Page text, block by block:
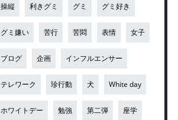
操縦 利きグミ グミ グミ好き
グミ嫌い 苦行 苦悶 表情 女子
ブログ 企画 インフルエンサー
テレワーク 珍行動 犬 White day
ホワイトデー 勉強 第二弾 座学